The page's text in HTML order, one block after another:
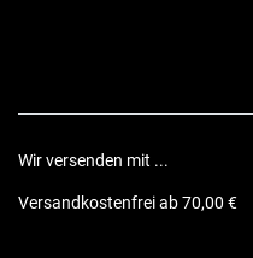
Wir versenden mit ...
Versandkostenfrei ab 70,00 €